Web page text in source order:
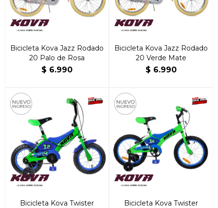
Bicicleta Kova Jazz Rodado
20 Palo de Rosa
$ 6.990
Bicicleta Kova Jazz Rodado
20 Verde Mate
$ 6.990
Bicicleta Kova Twister
Bicicleta Kova Twister